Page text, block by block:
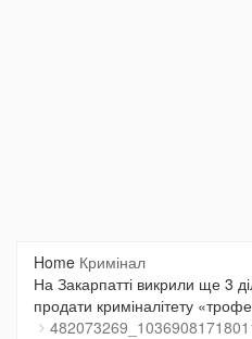
Home Кримінал
На Закарпатті викрили ще 3
продати криміналітету